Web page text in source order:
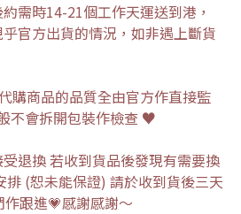
需時14-21個工作天運送到港，
官方出貨的情況，如非遇上斷貨
購商品的品質全由官方作直接監
不會拆開包裝作檢查 ♥
退換 若收到貨品後發現有需要換
排 (恕未能保證) 請於收到貨後三天
跟進💗感謝感謝～